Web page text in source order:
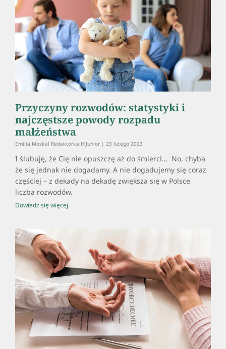
Przyczyny rozwodów: statystyki i
najczęstsze powody rozpadu
małżeństwa
Emilia Moskal Redaktorka HiJunior 23 lutego 2023
I ślubuję, że Cię nie opuszczę aż do śmierci… No, chyba
że się jednak nie dogadamy. A nie dogadujemy się coraz
częściej – z dekady na dekadę zwiększa się w Polsce
liczba rozwodów.
Dowiedz się więcej